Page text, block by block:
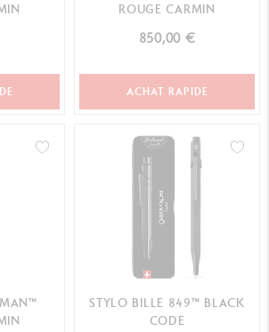
ROUGE CARMIN
850,00 €
ACHAT RAPIDE
STYLO BILLE 849™ BLACK
CODE